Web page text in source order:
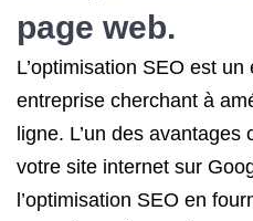
page web.
L’optimisation SEO est
entreprise cherchant à
ligne. L’un des
votre site internet sur
l’optimisation SEO en